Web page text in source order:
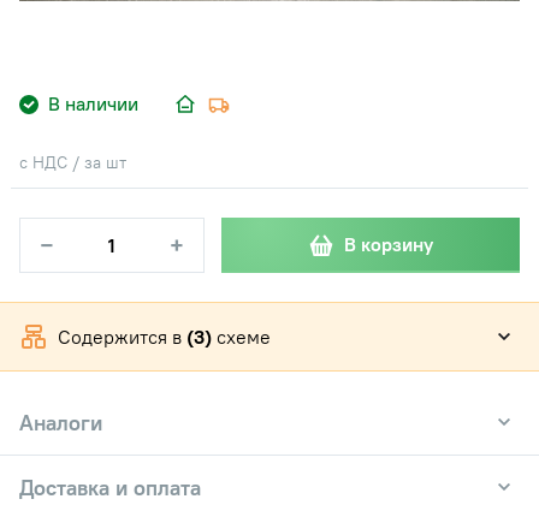
В наличии
с НДС / за шт
− + В корзину
Содержится в (3) схеме
Аналоги
Доставка и оплата